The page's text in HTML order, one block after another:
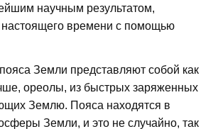
научным результатом,
времени с помощью
Земли представляют собой как
ореолы, из быстрых заряженных
Землю. Пояса находятся в
Земли, и это не случайно, так